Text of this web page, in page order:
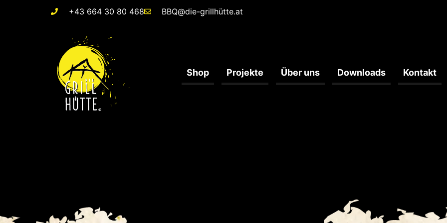
+43 664 30 80 468 BBQ@die-grillhütte.at
Shop Projekte Über uns Downloads Kontakt